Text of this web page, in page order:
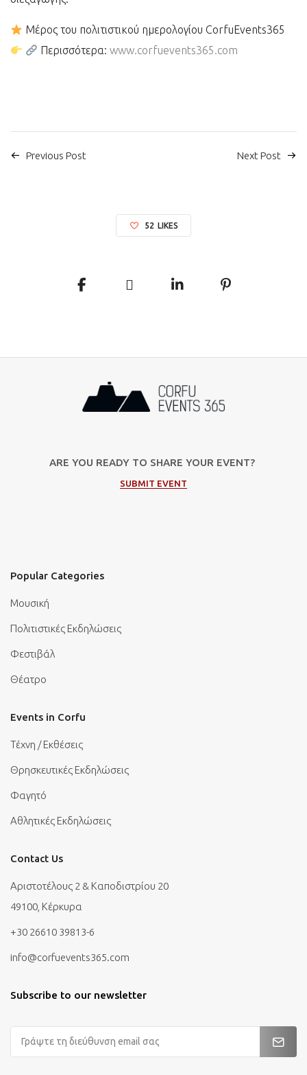
Μέρος του πολιτιστικού ημερολογίου CorfuEvents365
Περισσότερα:www.corfuevents365.com
Previous Post Next Post
52 LIKES
ARE YOU READY TO SHARE YOUR EVENT?
SUBMIT EVENT
Popular Categories
Μουσική
Πολιτιστικές Εκδηλώσεις
Φεστιβάλ
Θέατρο
Events in Corfu
Τέχνη / Εκθέσεις
Θρησκευτικές Εκδηλώσεις
Φαγητό
Αθλητικές Εκδηλώσεις
Contact Us
Αριστοτέλους 2 & Καποδιστρίου 20
49100, Κέρκυρα
+30 26610 39813-6
info@corfuevents365.com
Subscribe to our newsletter
Διεύθυνση
Email